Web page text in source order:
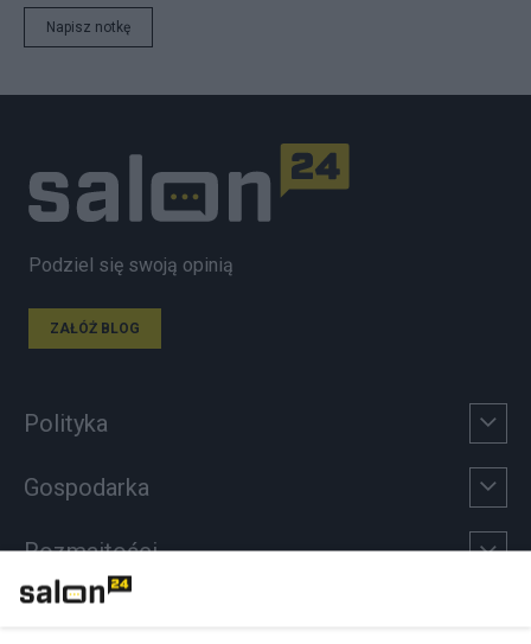
Napisz notkę
Podziel się swoją opinią
ZAŁÓŻ BLOG
Polityka
Gospodarka
Rozmaitości